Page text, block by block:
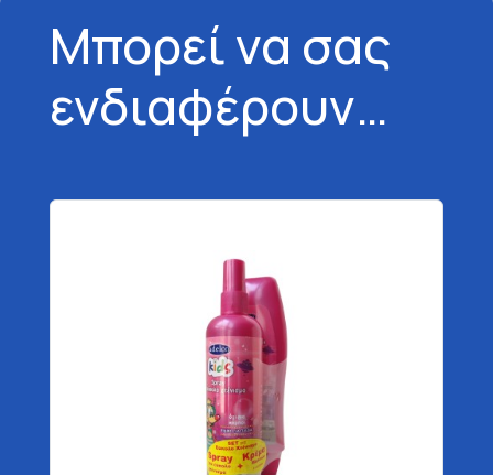
Μπορεί να σας
ενδιαφέρουν…